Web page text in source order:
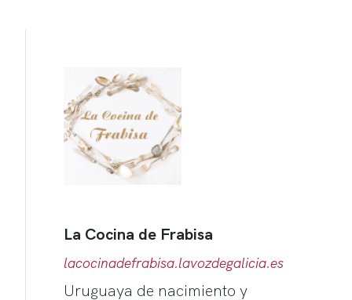
La Cocina de Frabisa
lacocinadefrabisa.lavozdegalicia.es
Uruguaya de nacimiento y